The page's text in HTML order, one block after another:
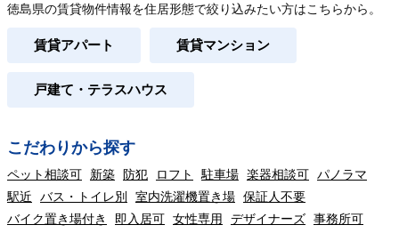
徳島県の賃貸物件情報を住居形態で絞り込みたい方はこちらから。
賃貸アパート 賃貸マンション
戸建て・テラスハウス
こだわりから探す
ペット相談可 新築 防犯 ロフト 駐車場 楽器相談可 パノラマ
駅近
バス・トイレ別 室内洗濯機置き場 保証人不要
バイク置き場付き
即入居可 女性専用 デザイナーズ 事務所可